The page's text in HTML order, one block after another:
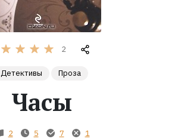
2
Детективы Проза
Часы
2 5 7 1